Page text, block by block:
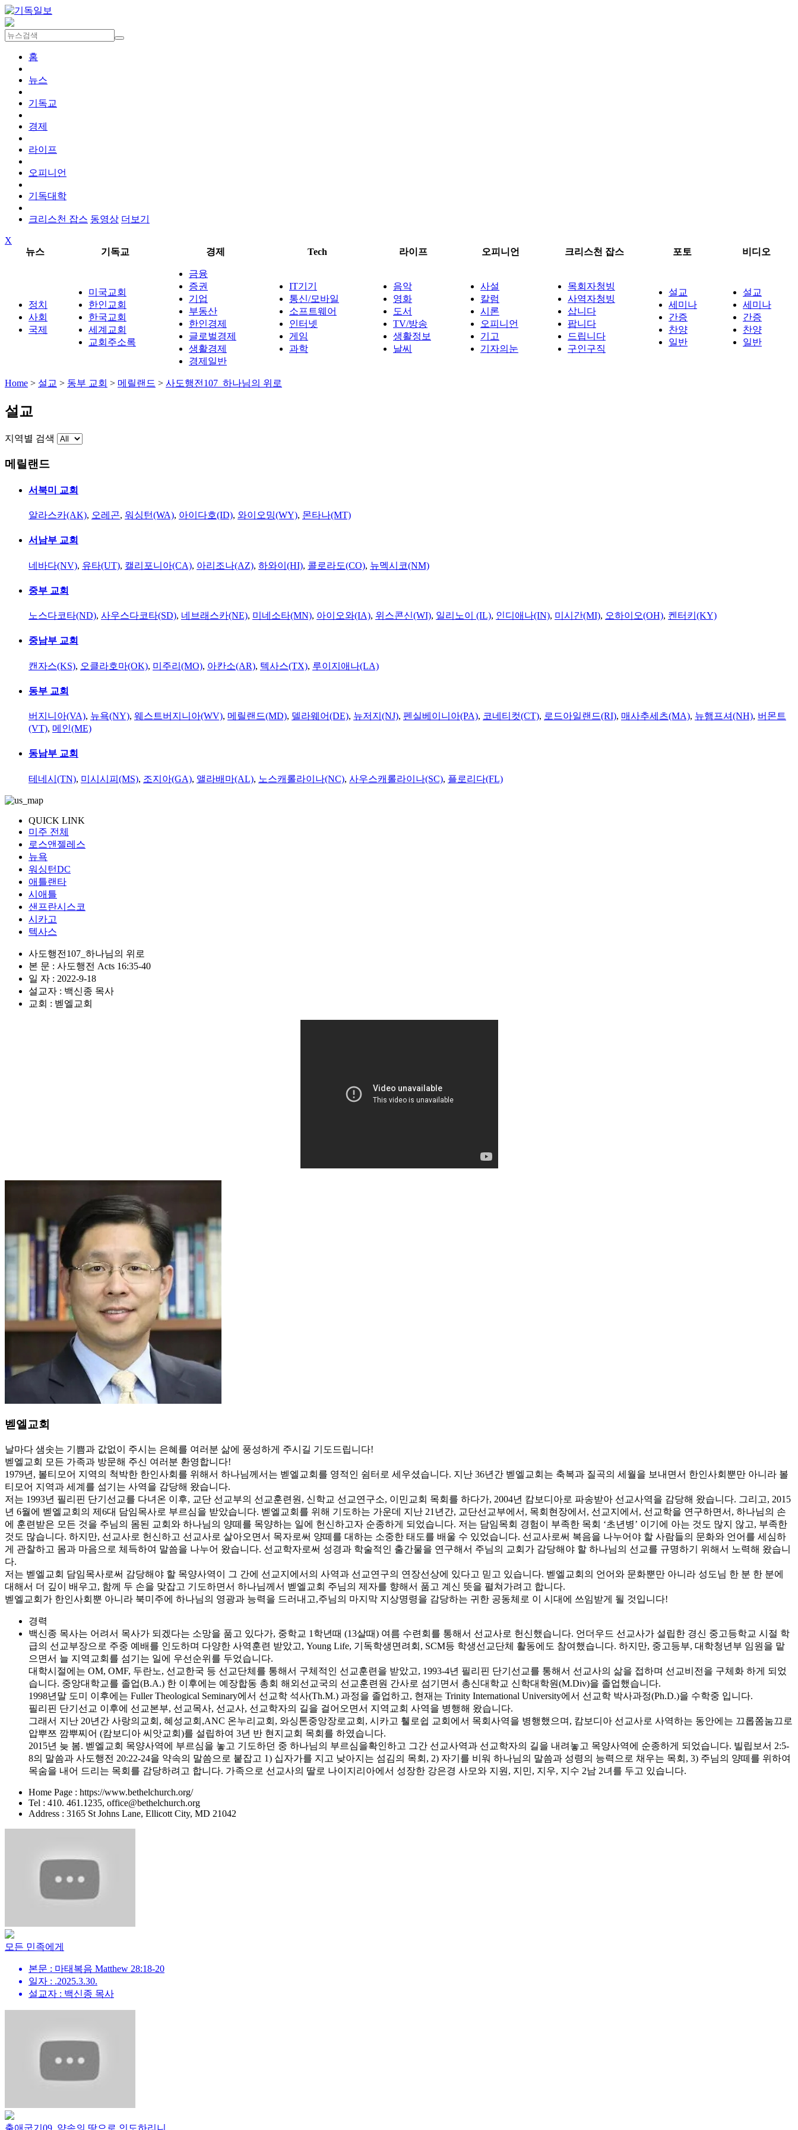
홈
뉴스
기독교
경제
라이프
오피니언
기독대학
크리스천 잡스 동영상 더보기
X
뉴스
기독교 경제 Tech 라이프 오피니언 크리스천 잡스 포토 비디오
정치
사회
국제
미국교회
한인교회
한국교회
세계교회
교회주소록
금융
증권
기업
부동산
한인경제
글로벌경제
생활경제
경제일반
IT기기
통신/모바일
소프트웨어
인터넷
게임
과학
음악
영화
도서
TV/방송
생활정보
날씨
사설
칼럼
시론
오피니언
기고
기자의눈
목회자청빙
사역자청빙
삽니다
팝니다
드립니다
구인구직
설교
세미나
간증
찬양
일반
설교
세미나
간증
찬양
일반
Home > 설교 > 동부 교회 > 메릴랜드 > 사도행전107_하나님의 위로
설교
지역별 검색
메릴랜드
서북미 교회
알라스카(AK), 오레곤, 워싱턴(WA), 아이다호(ID), 와이오밍(WY), 몬타나(MT)
서남부 교회
네바다(NV), 유타(UT), 캘리포니아(CA), 아리조나(AZ), 하와이(HI), 콜로라도(CO), 뉴멕시코(NM)
중부 교회
노스다코타(ND), 사우스다코타(SD), 네브래스카(NE), 미네소타(MN), 아이오와(IA), 위스콘신(WI), 일리노이 (IL), 인디애나(IN), 미시간(MI), 오하이오(OH), 켄터키(KY)
중남부 교회
캔자스(KS), 오클라호마(OK), 미주리(MO), 아칸소(AR), 텍사스(TX), 루이지애나(LA)
동부 교회
버지니아(VA), 뉴욕(NY), 웨스트버지니아(WV), 메릴랜드(MD), 델라웨어(DE), 뉴저지(NJ), 펜실베이니아(PA), 코네티컷(CT), 로드아일랜드(RI), 매사추세츠(MA), 뉴햄프셔(NH), 버몬트
(VT), 메인(ME)
동남부 교회
테네시(TN), 미시시피(MS), 조지아(GA), 앨라배마(AL), 노스캐롤라이나(NC), 사우스캐롤라이나(SC), 플로리다(FL)
QUICK LINK
미주 전체
로스앤젤레스
뉴욕
워싱턴DC
애틀랜타
시애틀
샌프란시스코
시카고
텍사스
사도행전107_하나님의 위로
본 문 : 사도행전 Acts 16:35-40
일 자 : 2022-9-18
설교자 : 백신종 목사
교회 : 벧엘교회
벧엘교회
날마다 샘솟는 기쁨과 값없이 주시는 은혜를 여러분 삶에 풍성하게 주시길 기도드립니다!
벧엘교회 모든 가족과 방문해 주신 여러분 환영합니다!
1979년, 볼티모어 지역의 척박한 한인사회를 위해서 하나님께서는 벧엘교회를 영적인 쉼터로 세우셨습니다. 지난 36년간 벧엘교회는 축복과 질곡의 세월을 보내면서 한인사회뿐만 아니라 볼
티모어 지역과 세계를 섬기는 사역을 감당해 왔습니다.
저는 1993년 필리핀 단기선교를 다녀온 이후, 교단 선교부의 선교훈련원, 신학교 선교연구소, 이민교회 목회를 하다가, 2004년 캄보디아로 파송받아 선교사역을 감당해 왔습니다. 그리고, 2015
년 6월에 벧엘교회의 제6대 담임목사로 부르심을 받았습니다. 벧엘교회를 위해 기도하는 가운데 지난 21년간, 교단선교부에서, 목회현장에서, 선교지에서, 선교학을 연구하면서, 하나님의 손
에 훈련받은 모든 것을 주님의 몸된 교회와 하나님의 양떼를 목양하는 일에 헌신하고자 순종하게 되었습니다. 저는 담임목회 경험이 부족한 목회 ‘초년병’ 이기에 아는 것도 많지 않고, 부족한
것도 많습니다. 하지만, 선교사로 헌신하고 선교사로 살아오면서 목자로써 양떼를 대하는 소중한 태도를 배울 수 있었습니다. 선교사로써 복음을 나누어야 할 사람들의 문화와 언어를 세심하
게 관찰하고 몸과 마음으로 체득하여 말씀을 나누어 왔습니다. 선교학자로써 성경과 학술적인 출간물을 연구해서 주님의 교회가 감당해야 할 하나님의 선교를 규명하기 위해서 노력해 왔습니
다.
저는 벧엘교회 담임목사로써 감당해야 할 목양사역이 그 간에 선교지에서의 사역과 선교연구의 연장선상에 있다고 믿고 있습니다. 벧엘교회의 언어와 문화뿐만 아니라 성도님 한 분 한 분에
대해서 더 깊이 배우고, 함께 두 손을 맞잡고 기도하면서 하나님께서 벧엘교회 주님의 제자를 향해서 품고 계신 뜻을 펼쳐가려고 합니다.
벧엘교회가 한인사회뿐 아니라 북미주에 하나님의 영광과 능력을 드러내고,주님의 마지막 지상명령을 감당하는 귀한 공동체로 이 시대에 쓰임받게 될 것입니다!
경력
백신종 목사는 어려서 목사가 되겠다는 소망을 품고 있다가, 중학교 1학년때 (13살때) 여름 수련회를 통해서 선교사로 헌신했습니다. 언더우드 선교사가 설립한 경신 중고등학교 시절 학
급의 선교부장으로 주중 예배를 인도하며 다양한 사역훈련 받았고, Young Life, 기독학생면려회, SCM등 학생선교단체 활동에도 참여했습니다. 하지만, 중고등부, 대학청년부 임원을 맡
으면서 늘 지역교회를 섬기는 일에 우선순위를 두었습니다.
대학시절에는 OM, OMF, 두란노, 선교한국 등 선교단체를 통해서 구체적인 선교훈련을 받았고, 1993-4년 필리핀 단기선교를 통해서 선교사의 삶을 접하며 선교비전을 구체화 하게 되었
습니다. 중앙대학교를 졸업(B.A.) 한 이후에는 예장합동 총회 해외선교국의 선교훈련원 간사로 섬기면서 총신대학교 신학대학원(M.Div)을 졸업했습니다.
1998년말 도미 이후에는 Fuller Theological Seminary에서 선교학 석사(Th.M.) 과정을 졸업하고, 현재는 Trinity International University에서 선교학 박사과정(Ph.D.)을 수학중 입니다.
필리핀 단기선교 이후에 선교본부, 선교목사, 선교사, 선교학자의 길을 걸어오면서 지역교회 사역을 병행해 왔습니다.
그래서 지난 20년간 사랑의교회, 혜성교회,ANC 온누리교회, 와싱톤중앙장로교회, 시카고 휄로쉽 교회에서 목회사역을 병행했으며, 캄보디아 선교사로 사역하는 동안에는 끄롭쫌눔끄로
압뿌쯔 깜뿌찌어 (캄보디아 씨앗교회)를 설립하여 3년 반 현지교회 목회를 하였습니다.
2015년 늦 봄. 벧엘교회 목양사역에 부르심을 놓고 기도하던 중 하나님의 부르심을확인하고 그간 선교사역과 선교학자의 길을 내려놓고 목양사역에 순종하게 되었습니다. 빌립보서 2:5-
8의 말씀과 사도행전 20:22-24을 약속의 말씀으로 붙잡고 1) 십자가를 지고 낮아지는 섬김의 목회, 2) 자기를 비워 하나님의 말씀과 성령의 능력으로 채우는 목회, 3) 주님의 양떼를 위하여
목숨을 내어 드리는 목회를 감당하려고 합니다. 가족으로 선교사의 딸로 나이지리아에서 성장한 강은경 사모와 지원, 지민, 지우, 지수 2남 2녀를 두고 있습니다.
Home Page : https://www.bethelchurch.org/
Tel : 410. 461.1235, office@bethelchurch.org
Address : 3165 St Johns Lane, Ellicott City, MD 21042
모든 민족에게
본문 : 마태복음 Matthew 28:18-20
일자 : .2025.3.30.
설교자 : 백신종 목사